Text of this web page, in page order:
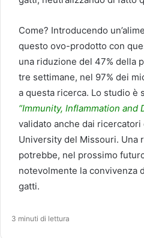
Come? Introducendo
questo ovo-prodotto con
una riduzione del 47% della
tre settimane, nel 97% dei
a questa ricerca. Lo studio è
“Immunity, Inflammation and
validato anche dai ricercatori
University del Missouri. Una
potrebbe, nel prossimo
notevolmente la convivenza
gatti.
3 minuti di lettura